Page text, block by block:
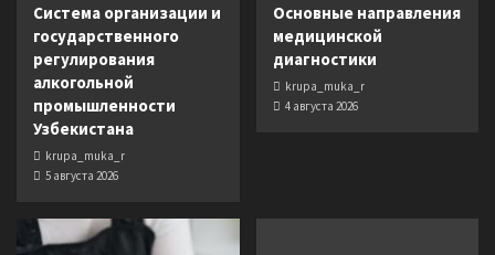
Система организации и
государственного
регулирования
алкогольной
промышленности
Узбекистана
krupa_muka_r
5 августа 2026
Основные направления
медицинской
диагностики
krupa_muka_r
4 августа 2026